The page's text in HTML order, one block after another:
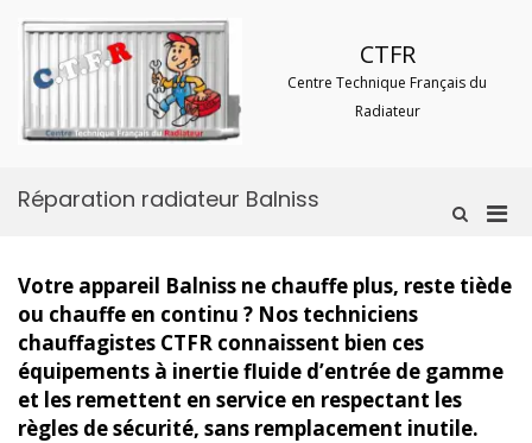
CTFR
Centre Technique Français du
Radiateur
Afficher
de
recherche
Réparation radiateur Balniss
Votre appareil Balniss ne chauffe plus, reste tiède
ou chauffe en continu ? Nos techniciens
chauffagistes CTFR connaissent bien ces
équipements à inertie fluide d’entrée de gamme
et les remettent en service en respectant les
règles de sécurité, sans remplacement inutile.